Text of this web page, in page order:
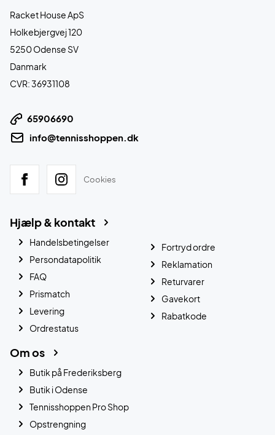
Racket House ApS
Holkebjergvej 120
5250 Odense SV
Danmark
CVR: 36931108
65906690
info@tennisshoppen.dk
Cookies
Hjælp & kontakt
Handelsbetingelser
Persondatapolitik
FAQ
Prismatch
Levering
Ordrestatus
Fortryd ordre
Reklamation
Returvarer
Gavekort
Rabatkode
Om os
Butik på Frederiksberg
Butik i Odense
Tennisshoppen Pro Shop
Opstrengning